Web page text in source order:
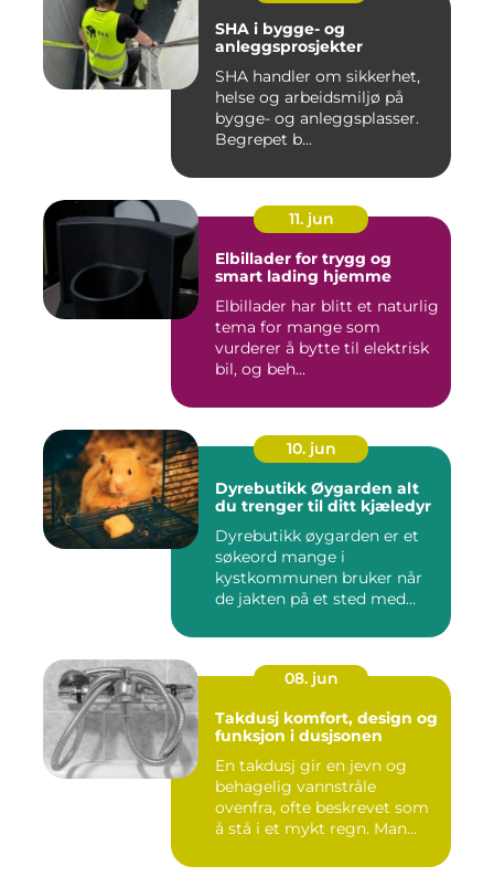
SHA i bygge- og
anleggsprosjekter
SHA handler om sikkerhet,
helse og arbeidsmiljø på
bygge- og anleggsplasser.
Begrepet b...
11. jun
Elbillader for trygg og
smart lading hjemme
Elbillader har blitt et naturlig
tema for mange som
vurderer å bytte til elektrisk
bil, og beh...
10. jun
Dyrebutikk Øygarden alt
du trenger til ditt kjæledyr
Dyrebutikk øygarden er et
søkeord mange i
kystkommunen bruker når
de jakten på et sted med
08. jun
Takdusj komfort, design og
funksjon i dusjsonen
En takdusj gir en jevn og
behagelig vannstråle
ovenfra, ofte beskrevet som
å stå i et mykt regn. Man...